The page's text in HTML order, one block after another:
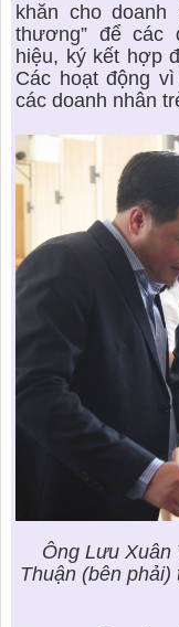
khăn cho doanh
thương” để các
hiệu, ký kết hợp
Các hoạt động
các doanh nhân
Ông Lưu Xuân
Thuận (bên